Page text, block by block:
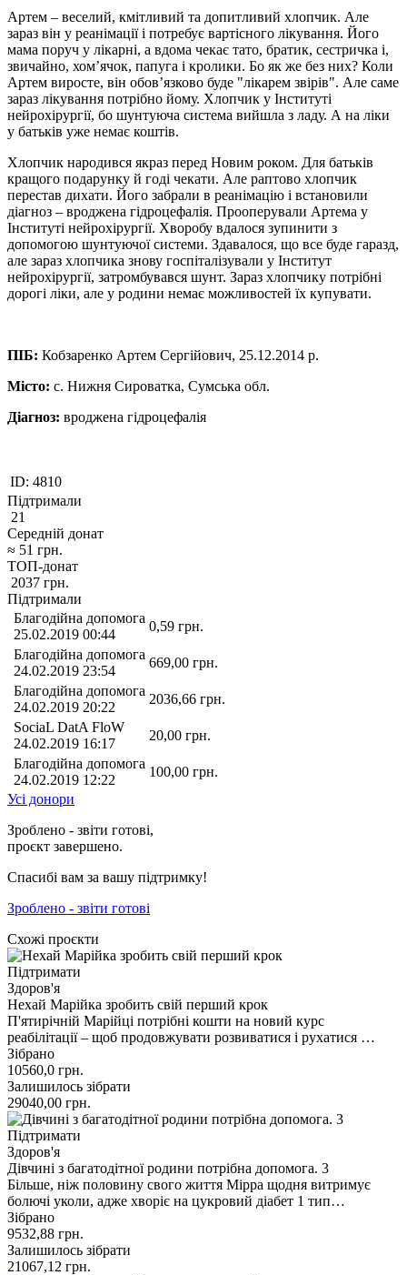
Артем – веселий, кмітливий та допитливий хлопчик. Але
зараз він у реанімації і потребує вартісного лікування. Його
мама поруч у лікарні, а вдома чекає тато, братик, сестричка і,
звичайно, хом’ячок, папуга і кролики. Бо як же без них? Коли
Артем виросте, він обов’язково буде "лікарем звірів". Але саме
зараз лікування потрібно йому. Хлопчик у Інституті
нейрохірургії, бо шунтуюча система вийшла з ладу. А на ліки
у батьків уже немає коштів.
Хлопчик народився якраз перед Новим роком. Для батьків
кращого подарунку й годі чекати. Але раптово хлопчик
перестав дихати. Його забрали в реанімацію і встановили
діагноз – вроджена гідроцефалія. Прооперували Артема у
Інституті нейрохірургії. Хворобу вдалося зупинити з
допомогою шунтуючої системи. Здавалося, що все буде гаразд,
але зараз хлопчика знову госпіталізували у Інститут
нейрохірургії, затромбувався шунт. Зараз хлопчику потрібні
дорогі ліки, але у родини немає можливостей їх купувати.
ПІБ: Кобзаренко Артем Сергійович, 25.12.2014 р.
Місто: с. Нижня Сироватка, Сумська обл.
Діагноз: вроджена гідроцефалія
ID: 4810
Підтримали
21
Середній донат
≈ 51 грн.
ТОП-донат
2037 грн.
Підтримали
Благодійна допомога
25.02.2019 00:44
0,59 грн.
Благодійна допомога
24.02.2019 23:54
669,00 грн.
Благодійна допомога
24.02.2019 20:22
2036,66 грн.
SociaL DatA FloW
24.02.2019 16:17
20,00 грн.
Благодійна допомога
24.02.2019 12:22
100,00 грн.
Усі донори
Зроблено - звіти готові,
проєкт завершено.
Спасибі вам за вашу підтримку!
Зроблено - звіти готові
Схожі проєкти
Підтримати
Здоров'я
Нехай Марійка зробить свій перший крок
П'ятирічній Марійці потрібні кошти на новий курс
реабілітації – щоб продовжувати розвиватися і рухатися …
Зібрано
10560,0 грн.
Залишилось зібрати
29040,00 грн.
Підтримати
Здоров'я
Дівчині з багатодітної родини потрібна допомога. 3
Більше, ніж половину свого життя Мірра щодня витримує
болючі уколи, адже хворіє на цукровий діабет 1 тип…
Зібрано
9532,88 грн.
Залишилось зібрати
21067,12 грн.